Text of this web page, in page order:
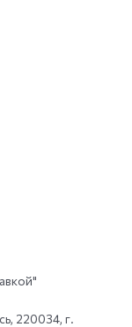
220034, г.